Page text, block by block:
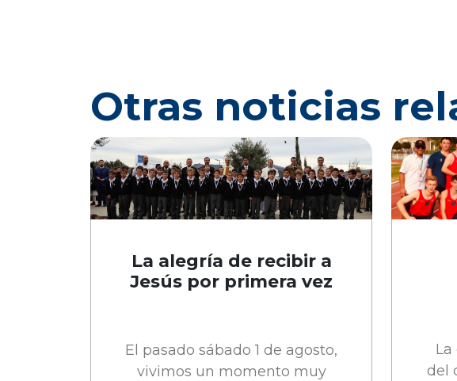
Otras noticias
La alegría de recibir a
Jesús por primera vez
El pasado sábado 1 de agosto,
vivimos un momento muy
del